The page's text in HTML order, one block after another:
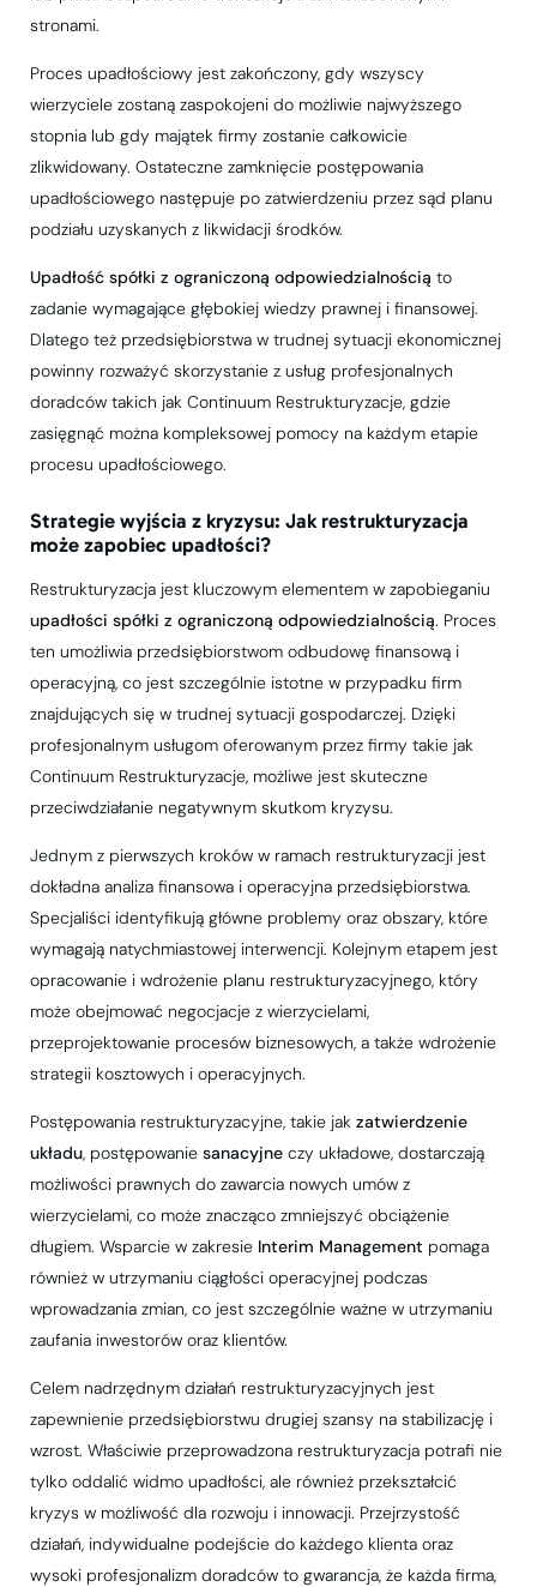
stronami.
Proces upadłościowy jest zakończony, gdy wszyscy
wierzyciele zostaną zaspokojeni do możliwie najwyższego
stopnia lub gdy majątek firmy zostanie całkowicie
zlikwidowany. Ostateczne zamknięcie postępowania
upadłościowego następuje po zatwierdzeniu przez sąd planu
podziału uzyskanych z likwidacji środków.
Upadłość spółki z ograniczoną odpowiedzialnością to
zadanie wymagające głębokiej wiedzy prawnej i finansowej.
Dlatego też przedsiębiorstwa w trudnej sytuacji ekonomicznej
powinny rozważyć skorzystanie z usług profesjonalnych
doradców takich jak Continuum Restrukturyzacje, gdzie
zasięgnąć można kompleksowej pomocy na każdym etapie
procesu upadłościowego.
Strategie wyjścia z kryzysu: Jak restrukturyzacja
może zapobiec upadłości?
Restrukturyzacja jest kluczowym elementem w zapobieganiu
upadłości spółki z ograniczoną odpowiedzialnością. Proces
ten umożliwia przedsiębiorstwom odbudowę finansową i
operacyjną, co jest szczególnie istotne w przypadku firm
znajdujących się w trudnej sytuacji gospodarczej. Dzięki
profesjonalnym usługom oferowanym przez firmy takie jak
Continuum Restrukturyzacje, możliwe jest skuteczne
przeciwdziałanie negatywnym skutkom kryzysu.
Jednym z pierwszych kroków w ramach restrukturyzacji jest
dokładna analiza finansowa i operacyjna przedsiębiorstwa.
Specjaliści identyfikują główne problemy oraz obszary, które
wymagają natychmiastowej interwencji. Kolejnym etapem jest
opracowanie i wdrożenie planu restrukturyzacyjnego, który
może obejmować negocjacje z wierzycielami,
przeprojektowanie procesów biznesowych, a także wdrożenie
strategii kosztowych i operacyjnych.
Postępowania restrukturyzacyjne, takie jak zatwierdzenie
układu, postępowanie sanacyjne czy układowe, dostarczają
możliwości prawnych do zawarcia nowych umów z
wierzycielami, co może znacząco zmniejszyć obciążenie
długiem. Wsparcie w zakresie Interim Management pomaga
również w utrzymaniu ciągłości operacyjnej podczas
wprowadzania zmian, co jest szczególnie ważne w utrzymaniu
zaufania inwestorów oraz klientów.
Celem nadrzędnym działań restrukturyzacyjnych jest
zapewnienie przedsiębiorstwu drugiej szansy na stabilizację i
wzrost. Właściwie przeprowadzona restrukturyzacja potrafi nie
tylko oddalić widmo upadłości, ale również przekształcić
kryzys w możliwość dla rozwoju i innowacji. Przejrzystość
działań, indywidualne podejście do każdego klienta oraz
wysoki profesjonalizm doradców to gwarancja, że każda firma,